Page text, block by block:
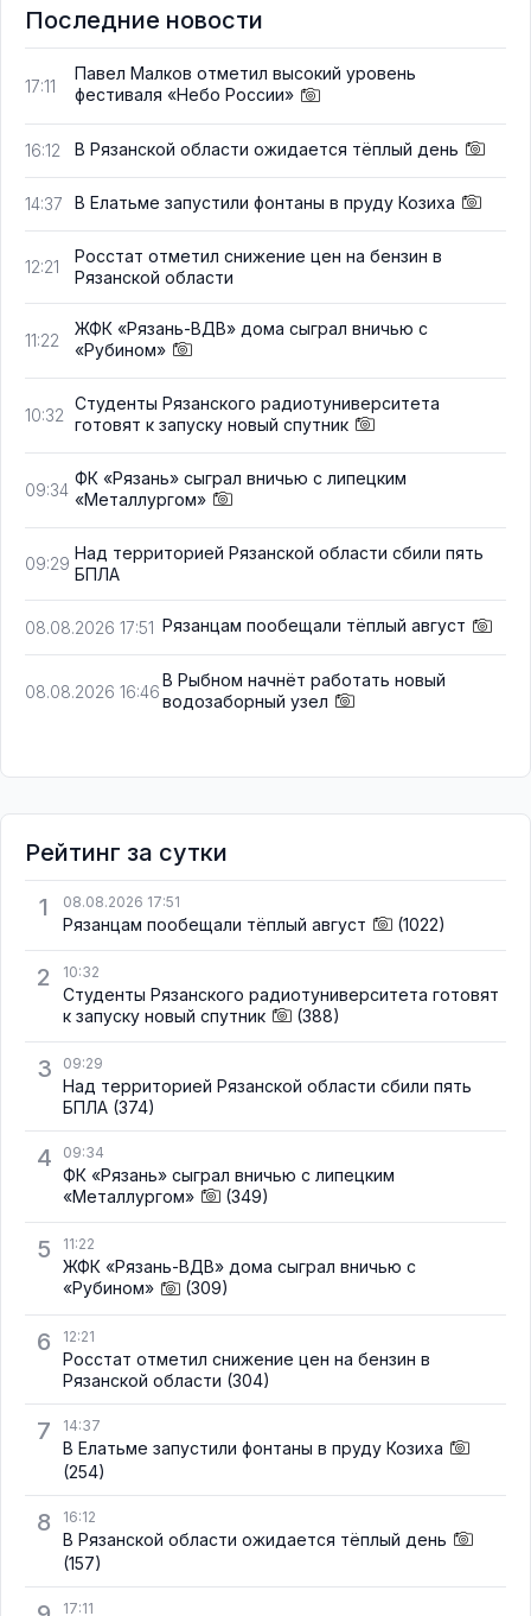
Последние новости
17:11
Павел Малков отметил высокий уровень
фестиваля «Небо России»
16:12 В Рязанской области ожидается тёплый день
14:37 В Елатьме запустили фонтаны в пруду Козиха
12:21
Росстат отметил снижение цен на бензин в
Рязанской области
11:22
ЖФК «Рязань-ВДВ» дома сыграл вничью с
«Рубином»
10:32
Студенты Рязанского радиотуниверситета
готовят к запуску новый спутник
09:34
ФК «Рязань» сыграл вничью с липецким
«Металлургом»
09:29
Над территорией Рязанской области сбили пять
БПЛА
08.08.2026 17:51 Рязанцам пообещали тёплый август
08.08.2026 16:46
В Рыбном начнёт работать новый
водозаборный узел
Рейтинг за сутки
1
08.08.2026 17:51
Рязанцам пообещали тёплый август (1022)
2 10:32
Студенты Рязанского радиотуниверситета готовят
к запуску новый спутник
(388)
3 09:29
Над территорией Рязанской области сбили пять
БПЛА (374)
4 09:34
ФК «Рязань» сыграл вничью с липецким
«Металлургом»
(349)
5 11:22
ЖФК «Рязань-ВДВ» дома сыграл вничью с
«Рубином»
(309)
6 12:21
Росстат отметил снижение цен на бензин в
Рязанской области (304)
7 14:37
В Елатьме запустили фонтаны в пруду Козиха
(254)
8 16:12
В Рязанской области ожидается тёплый день
(157)
17:11